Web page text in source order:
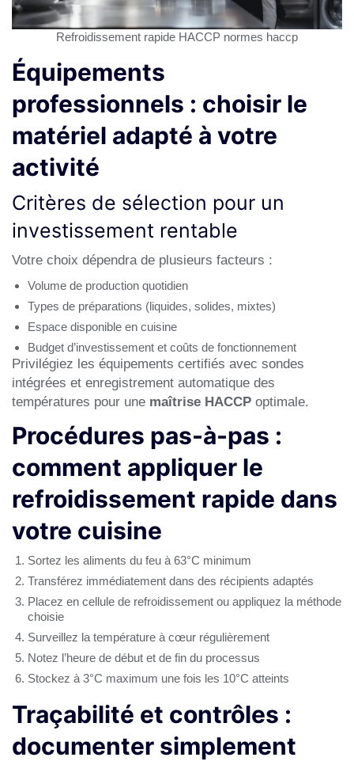
Refroidissement rapide HACCP normes haccp
Équipements
professionnels : choisir le
matériel adapté à votre
activité
Critères de sélection pour un
investissement rentable
Votre choix dépendra de plusieurs facteurs :
Volume de production quotidien
Types de préparations (liquides, solides, mixtes)
Espace disponible en cuisine
Budget d’investissement et coûts de fonctionnement
Privilégiez les équipements certifiés avec sondes
intégrées et enregistrement automatique des
températures pour une maîtrise HACCP optimale.
Procédures pas-à-pas :
comment appliquer le
refroidissement rapide dans
votre cuisine
Sortez les aliments du feu à 63°C minimum
Transférez immédiatement dans des récipients adaptés
Placez en cellule de refroidissement ou appliquez la méthode
choisie
Surveillez la température à cœur régulièrement
Notez l’heure de début et de fin du processus
Stockez à 3°C maximum une fois les 10°C atteints
Traçabilité et contrôles :
documenter simplement